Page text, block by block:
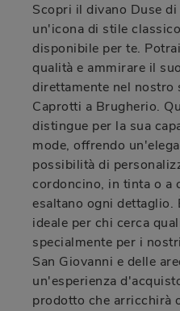
Scopri il divano Duse
un'icona di stile
disponibile per te.
qualità e ammirare il
direttamente nel
Caprotti a Brugherio.
distingue per la sua
mode, offrendo
possibilità di
cordoncino, in tinta o a
esaltano ogni dettaglio.
ideale per chi cerca
specialmente per i
San Giovanni e delle
un'esperienza
prodotto che arricchirà